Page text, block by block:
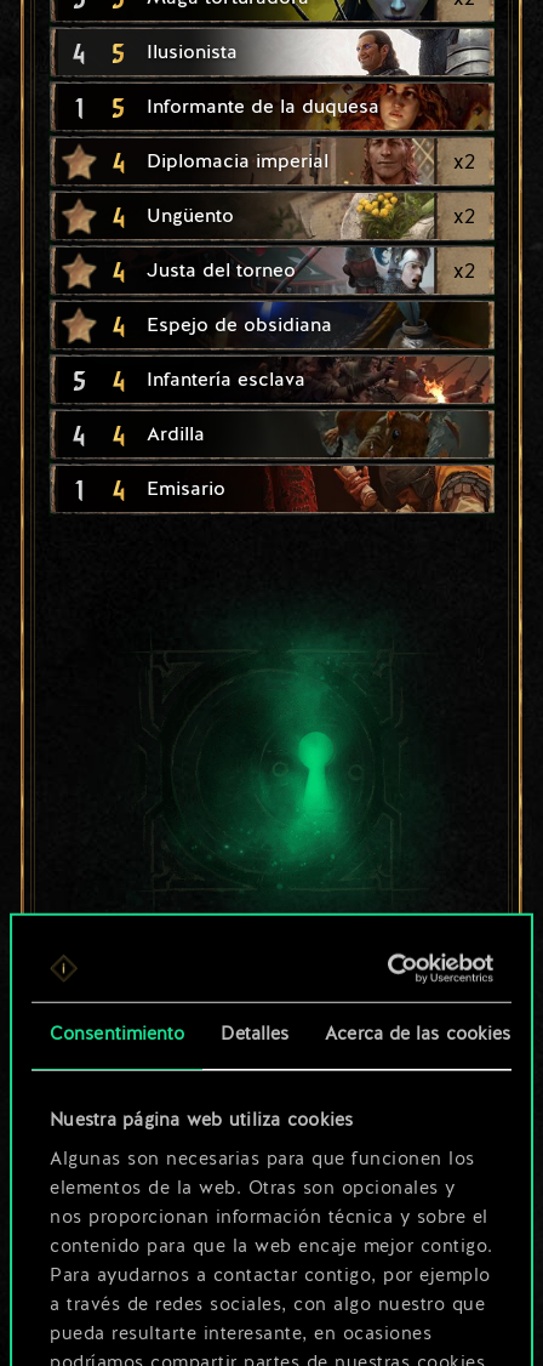
Consentimiento Detalles Acerca de las cookies
Nuestra página web utiliza cookies
Algunas son necesarias para que funcionen los
elementos de la web. Otras son opcionales y
nos proporcionan información técnica y sobre el
contenido para que la web encaje mejor contigo.
Para ayudarnos a contactar contigo, por ejemplo
a través de redes sociales, con algo nuestro que
pueda resultarte interesante, en ocasiones
4 5 Ilusionista
1 5 Informante de la duquesa
4 Diplomacia imperial x2
4 Ungüento x2
4 Justa del torneo x2
4 Espejo de obsidiana
5 4 Infantería esclava
4 4 Ardilla
1 4 Emisario
Por ahora, solo es
un conjunto de
cartas compartido.
¡Pero puede llegar a
ser mucho más!
Poner nombre a esta baraja y crear
una guía